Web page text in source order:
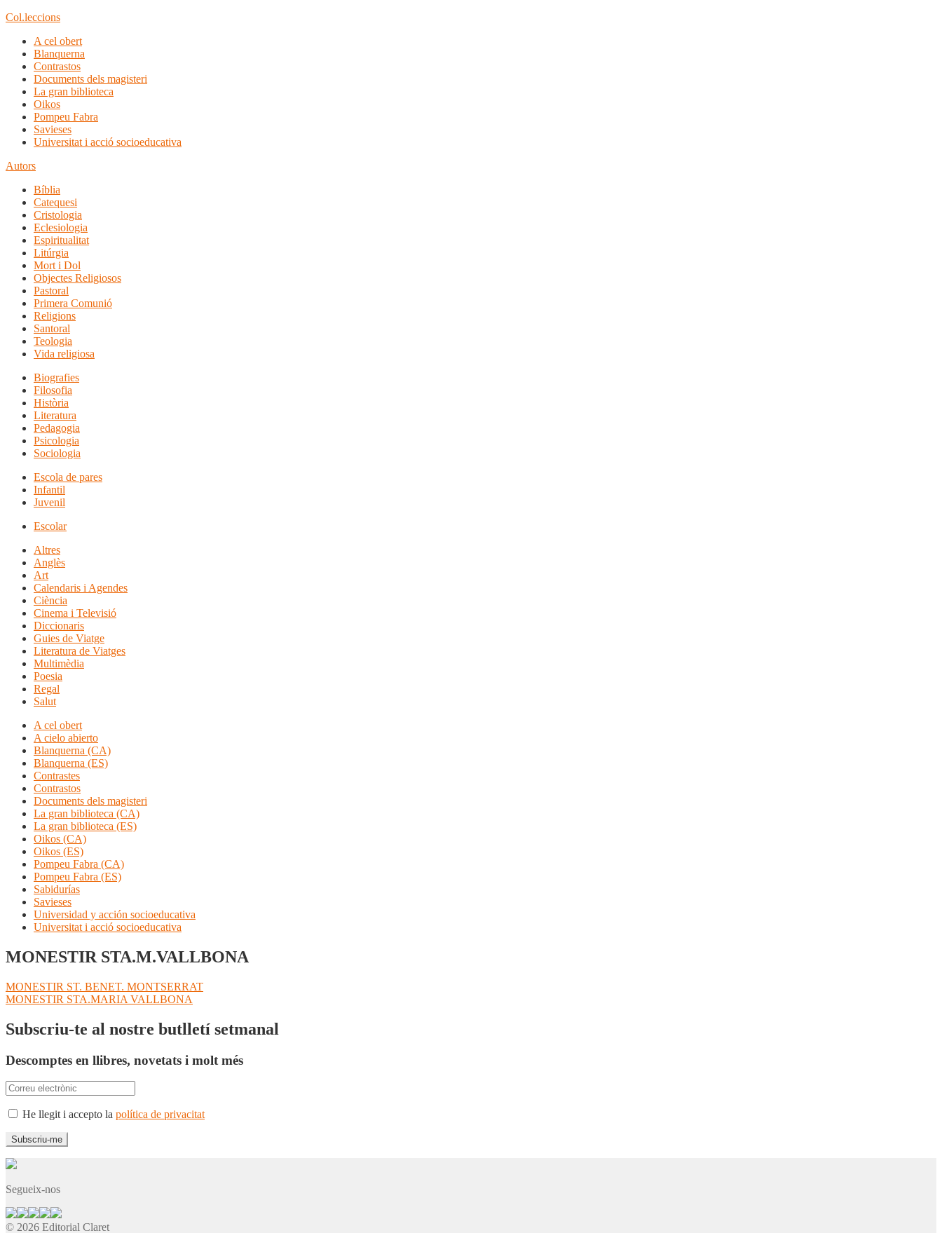
Col.leccions
A cel obert
Blanquerna
Contrastos
Documents dels magisteri
La gran biblioteca
Oikos
Pompeu Fabra
Savieses
Universitat i acció socioeducativa
Autors
Bíblia
Catequesi
Cristologia
Eclesiologia
Espiritualitat
Litúrgia
Mort i Dol
Objectes Religiosos
Pastoral
Primera Comunió
Religions
Santoral
Teologia
Vida religiosa
Biografies
Filosofia
Història
Literatura
Pedagogia
Psicologia
Sociologia
Escola de pares
Infantil
Juvenil
Escolar
Altres
Anglès
Art
Calendaris i Agendes
Ciència
Cinema i Televisió
Diccionaris
Guies de Viatge
Literatura de Viatges
Multimèdia
Poesia
Regal
Salut
A cel obert
A cielo abierto
Blanquerna (CA)
Blanquerna (ES)
Contrastes
Contrastos
Documents dels magisteri
La gran biblioteca (CA)
La gran biblioteca (ES)
Oikos (CA)
Oikos (ES)
Pompeu Fabra (CA)
Pompeu Fabra (ES)
Sabidurías
Savieses
Universidad y acción socioeducativa
Universitat i acció socioeducativa
MONESTIR STA.M.VALLBONA
Navegació
d'entrades
Entrada
anterior:
MONESTIR ST. BENET. MONTSERRAT
Pròxima
MONESTIR STA.MARIA VALLBONA
Subscriu-te al nostre butlletí setmanal
Descomptes en llibres, novetats i molt més
He llegit i accepto la política de privacitat
Segueix-nos
© 2026 Editorial Claret